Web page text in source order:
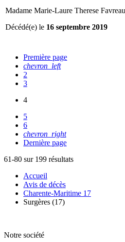
Madame Marie-Laure Therese Favreau
Décédé(e) le 16 septembre 2019
Première page
chevron_left
2
3
4
5
6
chevron_right
Dernière page
61-80 sur 199 résultats
Accueil
Avis de décès
Charente-Maritime 17
Surgères (17)
Notre société